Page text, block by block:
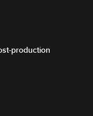
production